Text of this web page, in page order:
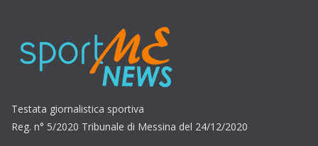
Testata giornalistica sportiva
Reg. n° 5/2020 Tribunale di Messina del 24/12/2020